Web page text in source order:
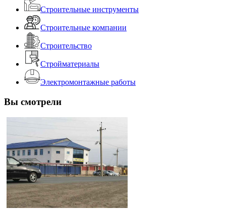
Строительные инструменты
Строительные компании
Строительство
Стройматериалы
Электромонтажные работы
Вы смотрели